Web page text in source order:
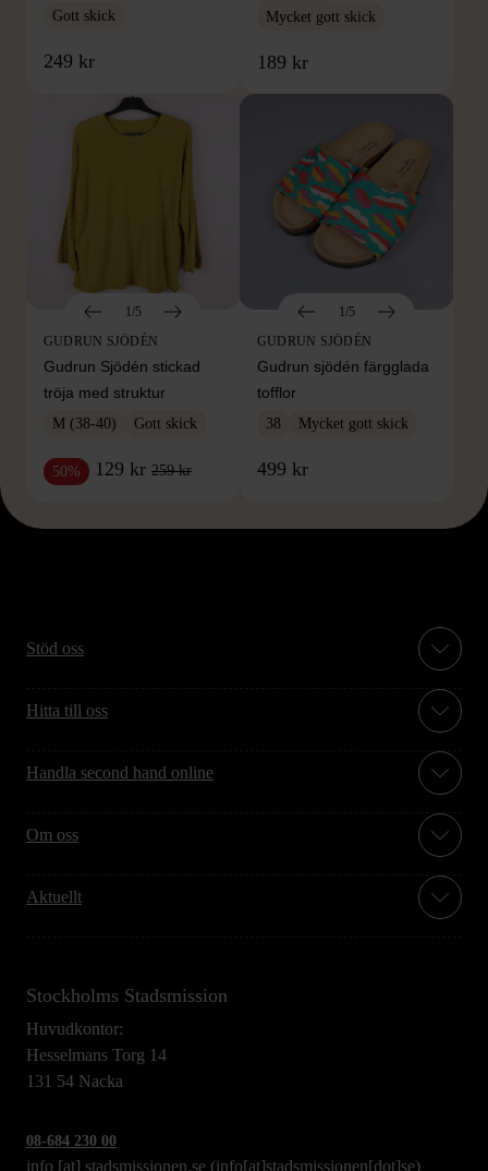
Gott skick
249 kr
Mycket gott skick
189 kr
1/5
GUDRUN SJÖDÉN
Gudrun Sjödén stickad
tröja med struktur
M (38-40) Gott skick
50% 129 kr 259 kr
1/5
GUDRUN SJÖDÉN
Gudrun sjödén färgglada
tofflor
38 Mycket gott skick
499 kr
Stöd oss
Hitta till oss
Handla second hand online
Om oss
Aktuellt
Stockholms Stadsmission
Huvudkontor:
Hesselmans Torg 14
131 54 Nacka
08-684 230 00
info [at] stadsmissionen.se (info[at]stadsmissionen[dot]se)